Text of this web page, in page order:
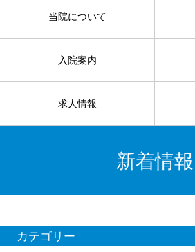
当院について
入院案内
求人情報
新着情報
カテゴリー